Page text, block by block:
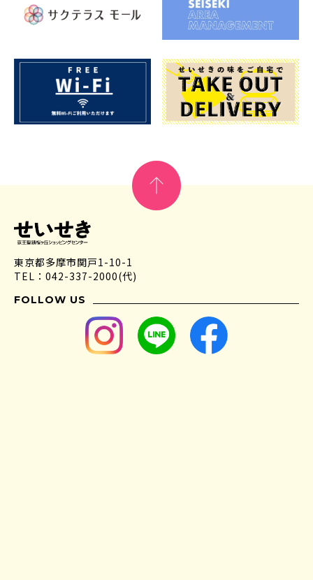
東京都多摩市関戸1-10-1
TEL：042-337-2000(代)
FOLLOW US